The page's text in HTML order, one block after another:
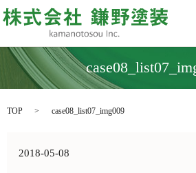
TOP case08_list07_img009
2018-05-08